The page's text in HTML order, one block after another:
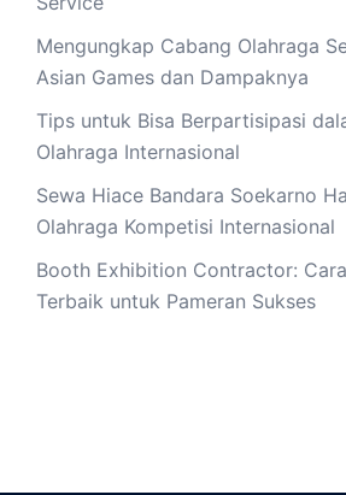
Mengungkap Cabang Olahraga
Asian Games dan Dampaknya
Tips untuk Bisa Berpartisipasi
Olahraga Internasional
Sewa Hiace Bandara Soekarno
Olahraga Kompetisi Internasional
Booth Exhibition Contractor:
Terbaik untuk Pameran Sukses